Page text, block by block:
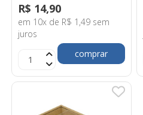
R$ 14,90
em 10x de R$ 1,49 sem
juros
comprar